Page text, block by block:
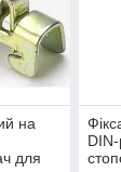
на
для